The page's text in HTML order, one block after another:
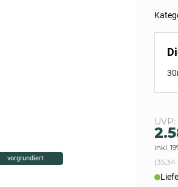
vorgrundiert
UVP:
inkl.